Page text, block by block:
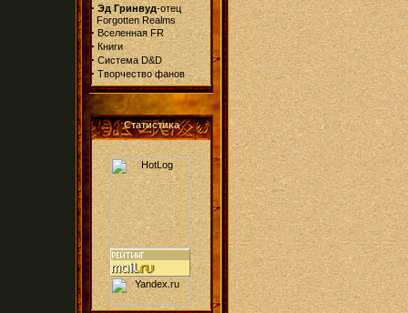
· Эд Гринвуд-отец
Forgotten Realms
· Вселенная FR
· Книги
· Система D&D
· Творчество фанов
Статистика